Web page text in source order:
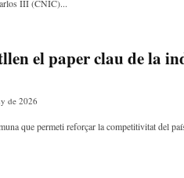
III (CNIC)...
el paper clau de la
de 2026
que permeti reforçar la competitivitat del